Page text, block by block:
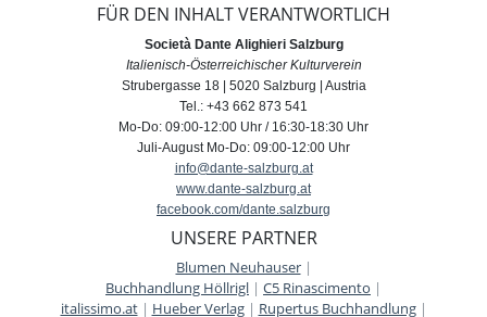
FÜR DEN INHALT VERANTWORTLICH
Società Dante Alighieri Salzburg
Italienisch-Österreichischer Kulturverein
Strubergasse 18 | 5020 Salzburg | Austria
Tel.: +43 662 873 541
Mo-Do: 09:00-12:00 Uhr / 16:30-18:30 Uhr
Juli-August Mo-Do: 09:00-12:00 Uhr
info@dante-salzburg.at
www.dante-salzburg.at
facebook.com/dante.salzburg
UNSERE PARTNER
Blumen Neuhauser|
Buchhandlung Höllrigl | C5 Rinascimento |
italissimo.at| Hueber Verlag| Rupertus Buchhandlung|